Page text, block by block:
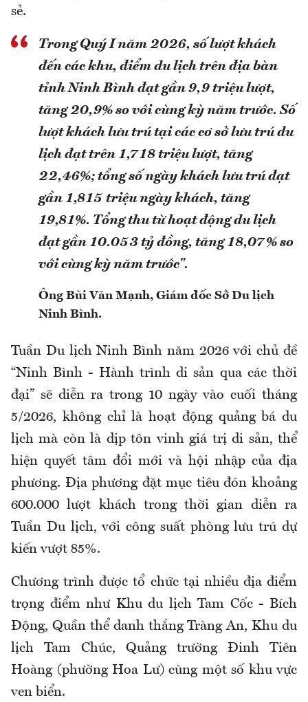
sẻ.
Trong Quý I năm 2026, số lượt khách
đến các khu, điểm du lịch trên địa bàn
tỉnh Ninh Bình đạt gần 9,9 triệu lượt,
tăng 20,9% so với cùng kỳ năm trước. Số
lượt khách lưu trú tại các cơ sở lưu trú du
lịch đạt trên 1,718 triệu lượt, tăng
22,46%; tổng số ngày khách lưu trú đạt
gần 1,815 triệu ngày khách, tăng
19,81%. Tổng thu từ hoạt động du lịch
đạt gần 10.053 tỷ đồng, tăng 18,07% so
với cùng kỳ năm trước".
Ông Bùi Văn Mạnh, Giám đốc Sở Du lịch
Ninh Bình.
Tuần Du lịch Ninh Bình năm 2026 với chủ đề
“Ninh Bình - Hành trình di sản qua các thời
đại” sẽ diễn ra trong 10 ngày vào cuối tháng
5/2026, không chỉ là hoạt động quảng bá du
lịch mà còn là dịp tôn vinh giá trị di sản, thể
hiện quyết tâm đổi mới và hội nhập của địa
phương. Địa phương đặt mục tiêu đón khoảng
600.000 lượt khách trong thời gian diễn ra
Tuần Du lịch, với công suất phòng lưu trú dự
kiến vượt 85%.
Chương trình được tổ chức tại nhiều địa điểm
trọng điểm như Khu du lịch Tam Cốc - Bích
Động, Quần thể danh thắng Tràng An, Khu du
lịch Tam Chúc, Quảng trường Đinh Tiên
Hoàng (phường Hoa Lư) cùng một số khu vực
ven biển.